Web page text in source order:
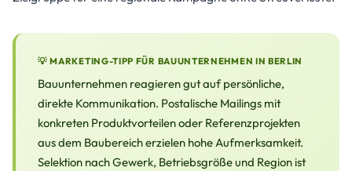
💡 MARKETING-TIPP FÜR BAUUNTERNEHMEN IN BERLIN
Bauunternehmen reagieren gut auf persönliche,
direkte Kommunikation. Postalische Mailings mit
konkreten Produktvorteilen oder Referenzprojekten
aus dem Baubereich erzielen hohe Aufmerksamkeit.
Selektion nach Gewerk, Betriebsgröße und Region ist